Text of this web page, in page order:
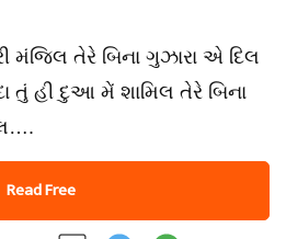
મંજિલ તેરે બિના ગુઝારા એ દિલ
તું હી દુઆ મેં શામિલ તેરે બિના
Read Free